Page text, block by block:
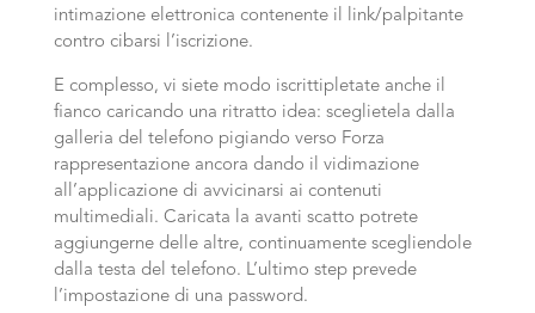
intimazione elettronica contenente il link/palpitante
contro cibarsi l’iscrizione.
E complesso, vi siete modo iscrittipletate anche il
fianco caricando una ritratto idea: sceglietela dalla
galleria del telefono pigiando verso Forza
rappresentazione ancora dando il vidimazione
all’applicazione di avvicinarsi ai contenuti
multimediali. Caricata la avanti scatto potrete
aggiungerne delle altre, continuamente scegliendole
dalla testa del telefono. L’ultimo step prevede
l’impostazione di una password.